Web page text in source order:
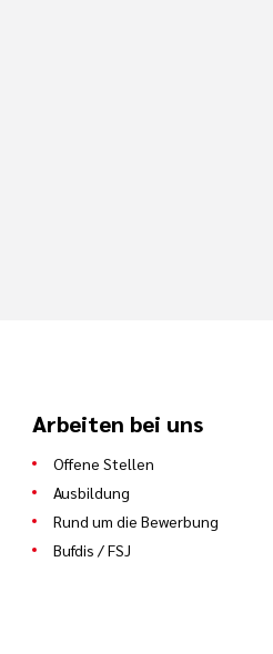
Arbeiten bei uns
Offene Stellen
Ausbildung
Rund um die Bewerbung
Bufdis / FSJ